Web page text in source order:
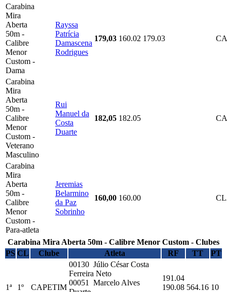
Carabina
Mira
Aberta
50m -
Calibre
Menor
Custom -
Dama
Rayssa
Patrícia
Damascena
Rodrigues
179,03 160.02 179.03
Carabina
Mira
Aberta
50m -
Calibre
Menor
Custom -
Veterano
Masculino
Rui
Manuel da
Costa
Duarte
182,05 182.05
Carabina
Mira
Aberta
50m -
Calibre
Menor
Custom -
Para-atleta
Jeremias
Belarmino
da Paz
Sobrinho
160,00 160.00
Carabina Mira Aberta 50m - Calibre Menor Custom - Clubes
PS CL Clube Atleta RF TT PT
1ª 1º CAPETIM
00130 Júlio César Costa
Ferreira Neto
00051 Marcelo Alves
191.04
190.08 564.16 10